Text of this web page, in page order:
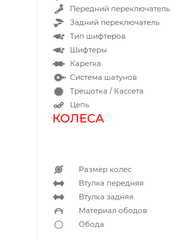
Передний переключатель
Задний переключатель
Тип шифтеров
Шифтеры
Каретка
Система шатунов
Трещотка / Кассета
Цепь
КОЛЕСА
Размер колес
Втулка передняя
Втулка задняя
Материал ободов
Обода